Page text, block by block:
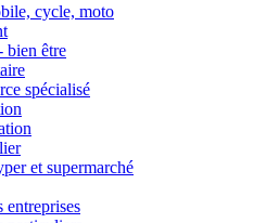
cycle, moto
bien être
spécialisé
et supermarché
entreprises